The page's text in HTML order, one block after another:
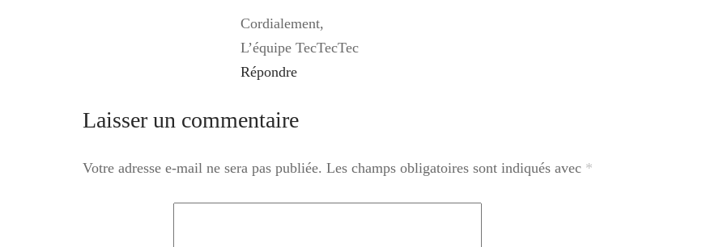
Cordialement,
L’équipe TecTecTec
Répondre
Laisser un commentaire
Votre adresse e-mail ne sera pas publiée. Les champs obligatoires sont indiqués avec *